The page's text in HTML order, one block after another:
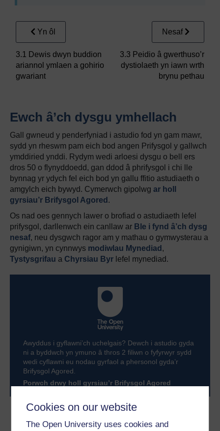
Cookies on our website
The Open University uses cookies and
Brifysgol Agored
Yn ôl
3.1 Dewis dwyn buddion
ariannol ymlaen a gohirio
gwariant
Nesaf
3.3 Peidio â gwerthuso’r
dystiolaeth yn iawn wrth
brynu pethau
Ewch â’ch dysgu ymhellach
Gall gwneud y penderfyniad i astudio fod yn gam mawr,
sydd yn rheswm pam eich bod angen Prifysgol y gallwch
ymddiried ynddi. Rydym wedi arloesi dysgu o bell ers
dros 50 o flynyddoedd, gan ddod â phrifysgol i chi lle
bynnag yr ydych fel eich bod yn gallu ffitio astudiaeth o
amgylch eich bywyd. Cymerwch gipolwg ar holl
gyrsiau’r Brifysgol Agored .
Os nad oes gennych lawer o brofiad o astudiaeth lefel
prifysgol, darllenwch ein canllaw ar Ble i fynd â’ch dysg
nesaf, neu dysgwch ragor am y mathau o gymwysterau a
gynigiwn, yn cynnwys modiwlau Mynediad ,
Tystysgrifau a Chyrsiau Byr lefel mynediad.
Awyddus i gyflawni’ch uchelgais? Dewch i astudio gyda
ni a byddwch yn ymuno â thros 2 filiwn o fyfyrwyr sydd
wedi cyflawni eu nodau gyrfaol a phersonol gyda’r
Brifysgol Agored.
Porwch drwy holl gyrsiau’r Brifysgol Agored